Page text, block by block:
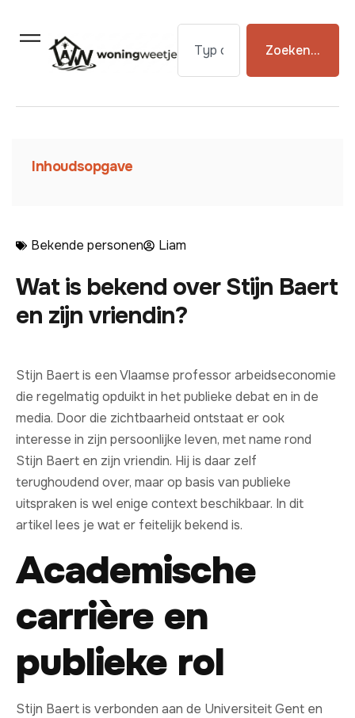
Zoeken...
Inhoudsopgave
Bekende personen Liam
Wat is bekend over Stijn Baert
en zijn vriendin?
Stijn Baert is een Vlaamse professor arbeidseconomie
die regelmatig opduikt in het publieke debat en in de
media. Door die zichtbaarheid ontstaat er ook
interesse in zijn persoonlijke leven, met name rond
Stijn Baert en zijn vriendin. Hij is daar zelf
terughoudend over, maar op basis van publieke
uitspraken is wel enige context beschikbaar. In dit
artikel lees je wat er feitelijk bekend is.
Academische
carrière en
publieke rol
Stijn Baert is verbonden aan de Universiteit Gent en